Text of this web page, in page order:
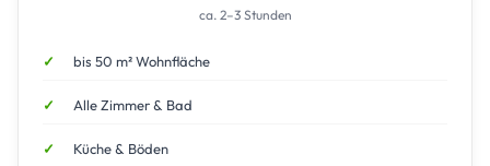
ca. 2–3 Stunden
bis 50 m² Wohnfläche
Alle Zimmer & Bad
Küche & Böden